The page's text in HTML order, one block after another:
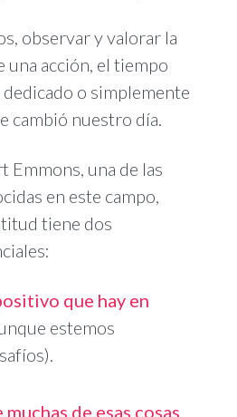
observar y valorar la
acción, el tiempo
o simplemente
cambió nuestro día.
Emmons, una de las
en este campo,
tiene dos
que hay en
estemos
de esas cosas